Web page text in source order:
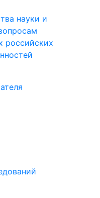
науки и
российских